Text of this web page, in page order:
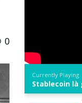
0
Currently Playing